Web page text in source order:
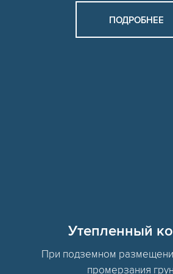
ПОДРОБНЕЕ
Утепленный
При подземном
промерзания